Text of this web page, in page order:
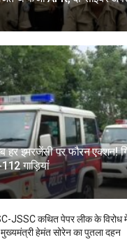
इमरजेंसी पर फौरन एक्शन!
गाड़ियां
JSSC कथित पेपर लीक के विरोध
मुख्यमंत्री हेमंत सोरेन का पुतला दहन